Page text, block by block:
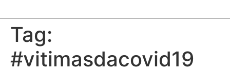
Tag:
#vitimasdacovid19